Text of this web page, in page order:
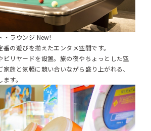
ラウンジ New!
の遊びを揃えたエンタメ空間です。
ビリヤードを設置。旅の夜やちょっとした空
族と気軽に競い合いながら盛り上がれる、
す。